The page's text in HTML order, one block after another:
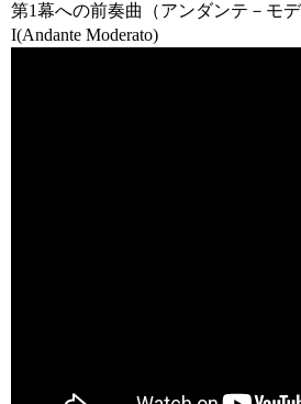
第1幕への前奏曲（アンダンテ－モ
I(Andante Moderato)